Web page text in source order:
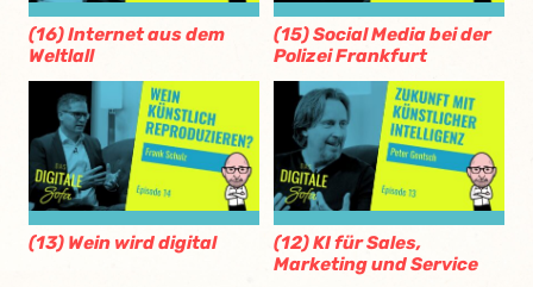
(16) Internet aus dem
Weltlall
(15) Social Media bei der
Polizei Frankfurt
(13) Wein wird digital
(12) KI für Sales,
Marketing und Service